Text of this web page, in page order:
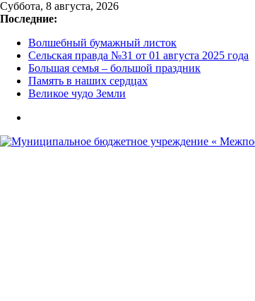
Перейти
к
Суббота, 8 августа, 2026
Последние:
Волшебный бумажный листок
Сельская правда №31 от 01 августа 2025 года
Большая семья – большой праздник
Память в наших сердцах
Великое чудо Земли